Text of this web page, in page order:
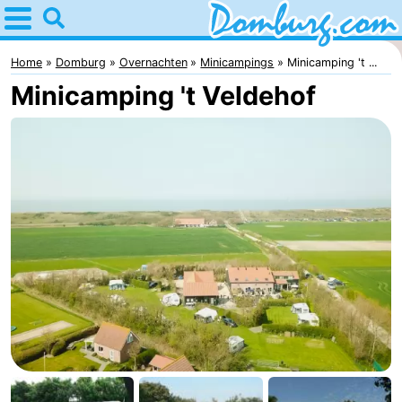
Home
Domburg
Tips
Webcam
Webcam
Strand
Overnachten
Appartementen
-
Home Domburg Overnachten Minicampings Minicamping 't ...
Minicamping 't Veldehof